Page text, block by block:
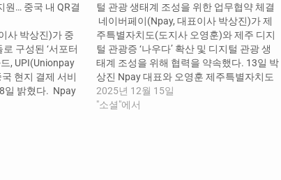
원… 중국 내 QR결
사 박상진)가 중
구성된 ‘서포터
, UPI(Unionpay
현지 결제 서비
일 밝혔다. ​ Npay
카드 및 UPI와
지의 유니온페
털 관광 생태계 조성을 위한 업무협약 체결
​ 네이버페이(Npay, 대표이사 박상진)가 제
주특별자치도(도지사 오영훈)와 제주 디지
털 관광증 ‘나우다’ 확산 및 디지털 관광 생
태계 조성을 위해 협력을 약속했다. 13일 박
상진 Npay 대표와 오영훈 제주특별자치도
지사를 비롯한 ‘나우다’ 관련 기관 및 단체
대표들은 제주시 함덕해수욕장에서 개최된
2025년 12월 15일
"소셜"에서